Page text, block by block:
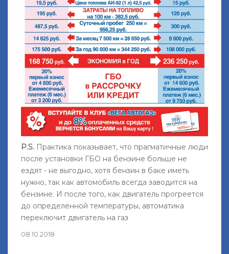
P.S. Практика показывает, что прагматичные люди
после установки ГБО на бензине больше не
ездят - не выгодно, хотя бензин в баке иметь
нужно, так как автомобиль всегда заводится на
бензине. И после того, как двигатель прогреется
до определённой температуры, автоматика
переключит двигатель на газ
08.10.2018